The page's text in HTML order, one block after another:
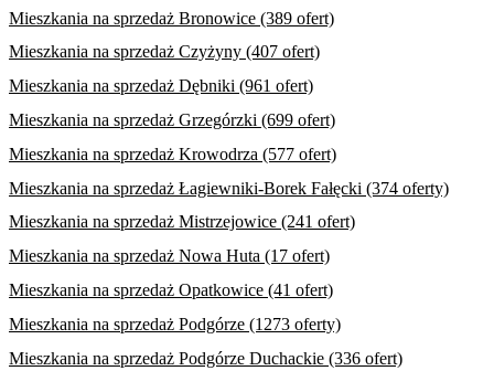
Mieszkania na sprzedaż Bronowice (389 ofert)
Mieszkania na sprzedaż Czyżyny (407 ofert)
Mieszkania na sprzedaż Dębniki (961 ofert)
Mieszkania na sprzedaż Grzegórzki (699 ofert)
Mieszkania na sprzedaż Krowodrza (577 ofert)
Mieszkania na sprzedaż Łagiewniki-Borek Fałęcki (374 oferty)
Mieszkania na sprzedaż Mistrzejowice (241 ofert)
Mieszkania na sprzedaż Nowa Huta (17 ofert)
Mieszkania na sprzedaż Opatkowice (41 ofert)
Mieszkania na sprzedaż Podgórze (1273 oferty)
Mieszkania na sprzedaż Podgórze Duchackie (336 ofert)